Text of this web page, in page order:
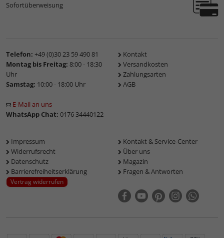
Sofortüberweisung
Telefon: +49 (0)30 23 59 490 81
Montag bis Freitag: 8:00 - 18:30
Uhr
Samstag: 10:00 - 18:00 Uhr
E-Mail an uns
WhatsApp Chat: 0176 34440122
Kontakt
Versandkosten
Zahlungsarten
AGB
Impressum
Widerrufsrecht
Datenschutz
Barrierefreiheitserklärung
Vertrag widerrufen
Kontakt & Service-Center
Über uns
Magazin
Fragen & Antworten